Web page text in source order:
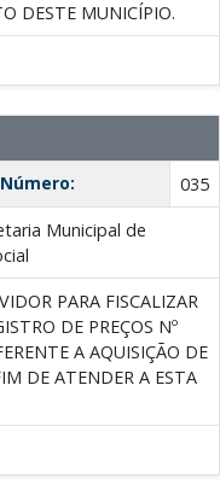
DESTE MUNICÍPIO.
Número:
035
Municipal de
PARA FISCALIZAR
DE PREÇOS Nº
A AQUISIÇÃO DE
DE ATENDER A ESTA